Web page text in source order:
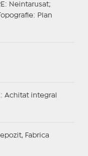
: Neintarusat;
Topografie: Plan
: Achitat integral
Fabrica